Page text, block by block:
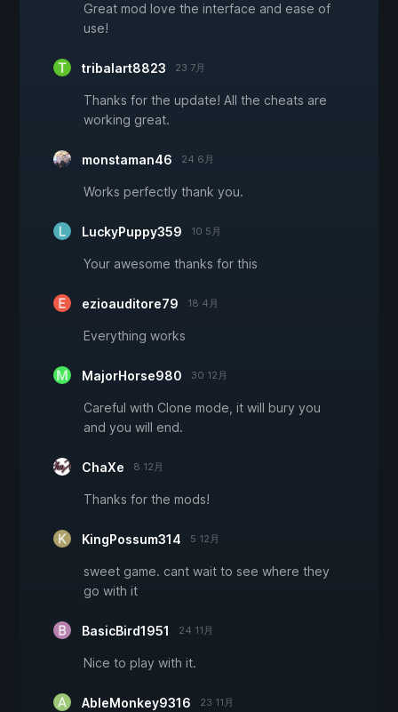
Great mod love the interface and ease of
use!
tribalart8823 23 7月
Thanks for the update! All the cheats are
working great.
monstaman46 24 6月
Works perfectly thank you.
LuckyPuppy359 10 5月
Your awesome thanks for this
ezioauditore79 18 4月
Everything works
MajorHorse980 30 12月
Careful with Clone mode, it will bury you
and you will end.
ChaXe 8 12月
Thanks for the mods!
KingPossum314 5 12月
sweet game. cant wait to see where they
go with it
BasicBird1951 24 11月
Nice to play with it.
AbleMonkey9316 23 11月